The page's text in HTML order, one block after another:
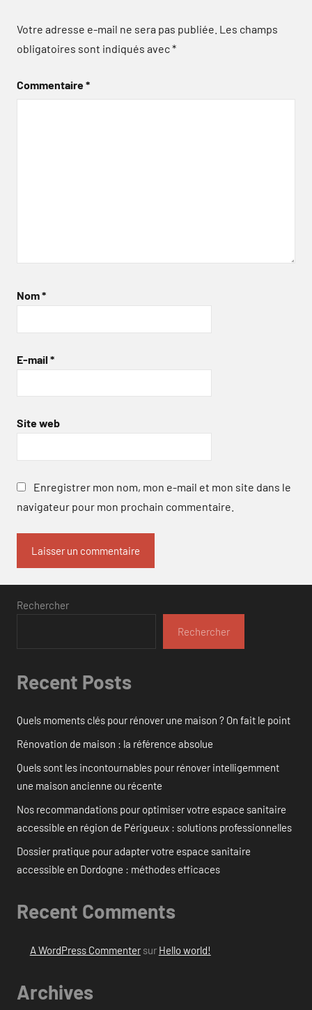
Votre adresse e-mail ne sera pas publiée. Les champs
obligatoires sont indiqués avec*
Commentaire*
Nom*
E-mail *
Site web
Enregistrer mon nom, mon e-mail et mon site dans le
navigateur pour mon prochain commentaire.
Rechercher
Rechercher
Recent Posts
Quels moments clés pour rénover une maison ? On fait le point
Rénovation de maison : la référence absolue
Quels sont les incontournables pour rénover intelligemment
une maison ancienne ou récente
Nos recommandations pour optimiser votre espace sanitaire
accessible en région de Périgueux : solutions professionnelles
Dossier pratique pour adapter votre espace sanitaire
accessible en Dordogne : méthodes efficaces
Recent Comments
A WordPress Commentersur Hello world!
Archives